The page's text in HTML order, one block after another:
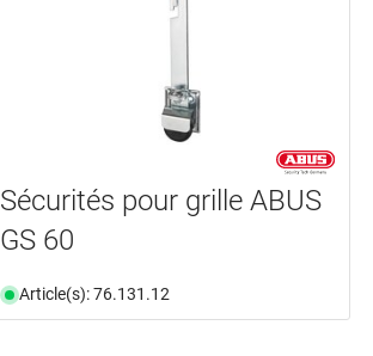
Sécurités pour grille ABUS
GS 60
Article(s): 76.131.12